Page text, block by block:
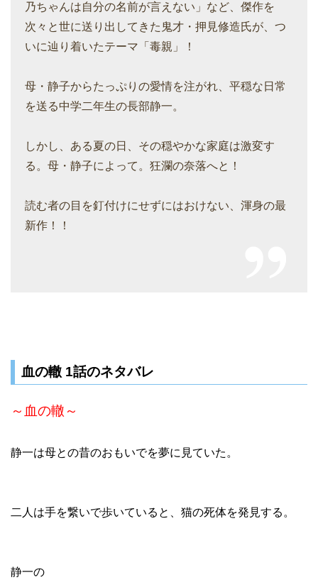
乃ちゃんは自分の名前が言えない」など、傑作を
次々と世に送り出してきた鬼才・押見修造氏が、つ
いに辿り着いたテーマ「毒親」！
母・静子からたっぷりの愛情を注がれ、平穏な日常
を送る中学二年生の長部静一。
しかし、ある夏の日、その穏やかな家庭は激変す
る。母・静子によって。狂瀾の奈落へと！
読む者の目を釘付けにせずにはおけない、渾身の最
新作！！
血の轍 1話のネタバレ
～血の轍～
静一は母との昔のおもいでを夢に見ていた。
二人は手を繋いで歩いていると、猫の死体を発見する。
静一の